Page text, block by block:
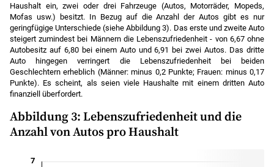
Haushalt ein, zwei oder drei Fahrzeuge (Autos, Motorräder, Mopeds,
Mofas usw.) besitzt. In Bezug auf die Anzahl der Autos gibt es nur
geringfügige Unterschiede (siehe Abbildung 3). Das erste und zweite Auto
steigert zumindest bei Männern die Lebenszufriedenheit - von 6,67 ohne
Autobesitz auf 6,80 bei einem Auto und 6,91 bei zwei Autos. Das dritte
Auto hingegen verringert die Lebenszufriedenheit bei beiden
Geschlechtern erheblich (Männer: minus 0,2 Punkte; Frauen: minus 0,17
Punkte). Es scheint, als seien viele Haushalte mit einem dritten Auto
finanziell überfordert.
Abbildung 3: Lebenszufriedenheit und die
Anzahl von Autos pro Haushalt